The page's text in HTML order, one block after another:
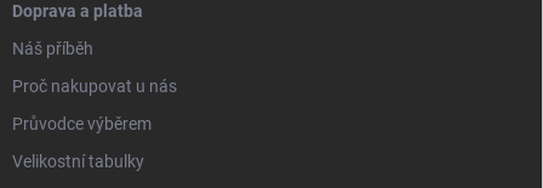
Doprava a platba
Náš příběh
Proč nakupovat u nás
Průvodce výběrem
Velikostní tabulky